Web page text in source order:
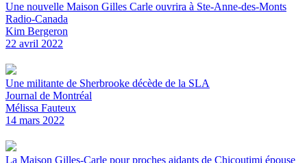
Une nouvelle Maison Gilles Carle ouvrira à Ste-Anne-des-Monts
Radio-Canada
Kim Bergeron
22 avril 2022
Une militante de Sherbrooke décède de la SLA
Journal de Montréal
Mélissa Fauteux
14 mars 2022
La Maison Gilles-Carle pour proches aidants de Chicoutimi épouse